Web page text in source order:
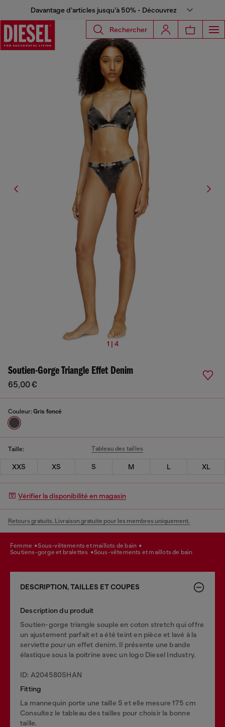
Davantage d’articles jusqu’à 50% - Découvrez
Rechercher
1 | 4
Soutien-Gorge Triangle Effet Denim
65,00 €
Couleur: Gris foncé
Taille: Tableau des tailles
XXS XS S M L XL
Vérifier la disponibilité en magasin
Retours gratuits. Livraison gratuite pour les membres uniquement.
femme
sous-vêtements et maillots de bain
soutiens-gorge et bralettes
sous-vêtements et maillots de bain
DESCRIPTION, TAILLES ET COUPES
Description du produit
Soutien-gorge triangle souple en coton stretch qui offre
un ajustement parfait et a été teint en pièce et lavé à la
serviette pour un effet denim. Il présente une bande
élastique sous la poitrine avec un logo Diesel Industry.
ID: A204580SHAN
Fitting
La mannequin porte une taille S et elle mesure 175 cm
Consultez le tableau des tailles pour choisir la bonne
taille.